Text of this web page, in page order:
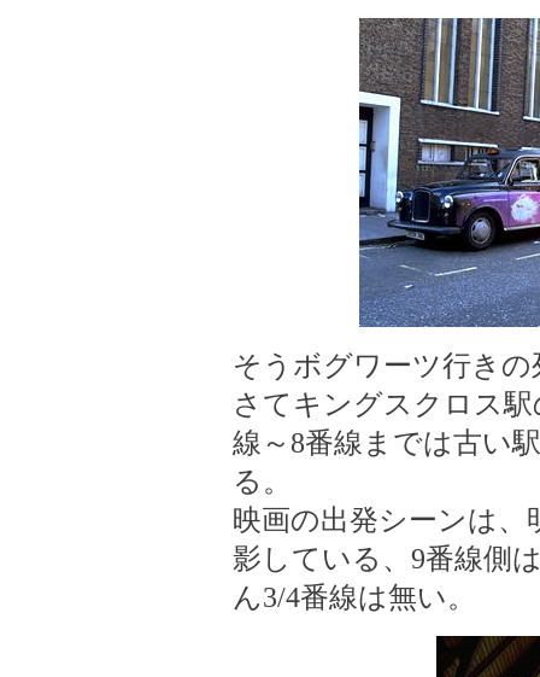
そうボグワーツ行き
さてキングスクロス
線～8番線までは古い
る。
映画の出発シーンは、
影している、9番線側
ん3/4番線は無い。